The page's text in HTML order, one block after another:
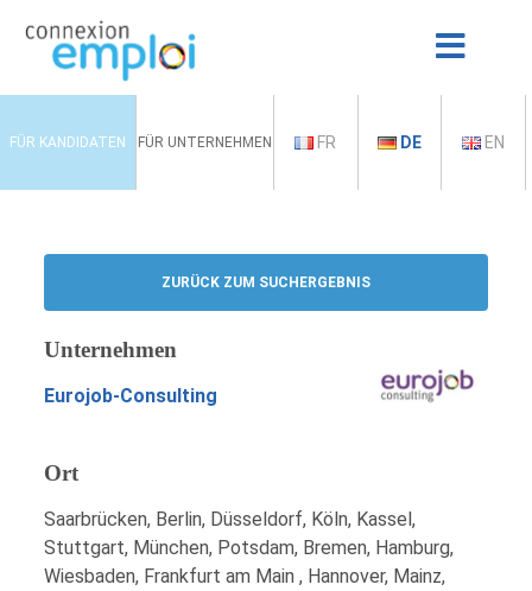
FÜR KANDIDATEN FÜR UNTERNEHMEN FR DE EN
ZURÜCK ZUM SUCHERGEBNIS
Unternehmen
Eurojob-Consulting
Ort
Saarbrücken, Berlin, Düsseldorf, Köln, Kassel,
Stuttgart, München, Potsdam, Bremen, Hamburg,
Wiesbaden, Frankfurt am Main , Hannover, Mainz,